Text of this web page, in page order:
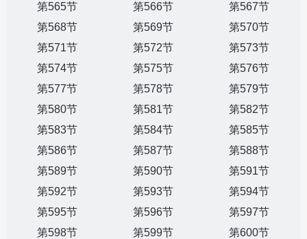
第565节
第566节
第567节
第568节
第569节
第570节
第571节
第572节
第573节
第574节
第575节
第576节
第577节
第578节
第579节
第580节
第581节
第582节
第583节
第584节
第585节
第586节
第587节
第588节
第589节
第590节
第591节
第592节
第593节
第594节
第595节
第596节
第597节
第598节
第599节
第600节